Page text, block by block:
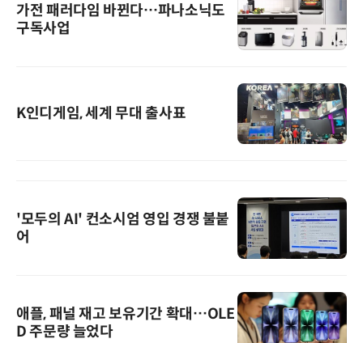
가전 패러다임 바뀐다…파나소닉도
구독사업
K인디게임, 세계 무대 출사표
'모두의 AI' 컨소시엄 영입 경쟁 불붙
어
애플, 패널 재고 보유기간 확대…OLE
D 주문량 늘었다